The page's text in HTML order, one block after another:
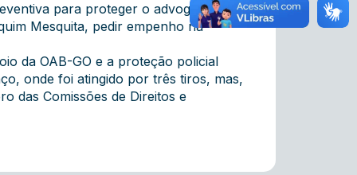
para proteger o advogado". O
Mesquita, pedir empenho na
da OAB-GO e a proteção policial
onde foi atingido por três tiros, mas,
das Comissões de Direitos e